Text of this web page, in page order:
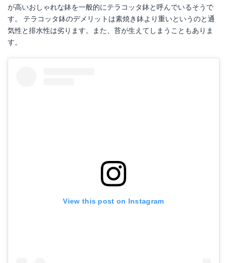
が高いおしゃれな鉢を一般的にテラコッタ鉢と呼んでいるそうで
す。 テラコッタ鉢のデメリットは素焼き鉢より重いというのと通
気性と排水性は劣ります。また、苔が生えてしまうこともありま
す。
View this post on Instagram